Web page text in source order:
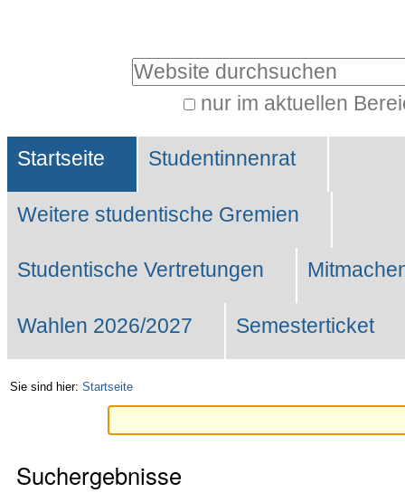
Website durchsuchen
nur im aktuellen
Suche…
Sektionen
Startseite Studentinnenrat
Weitere studentische Gremien
Studentische Vertretungen
Wahlen 2026/2027 Semesterticket
Sie sind hier: Startseite
Suchergebnisse